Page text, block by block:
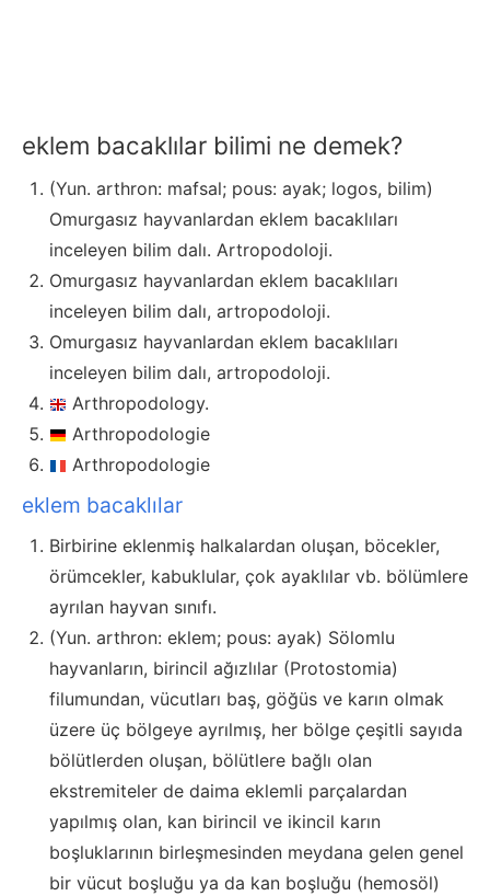
eklem bacaklılar bilimi ne demek?
(Yun. arthron: mafsal; pous: ayak; logos, bilim)
Omurgasız hayvanlardan eklem bacaklıları
inceleyen bilim dalı. Artropodoloji.
Omurgasız hayvanlardan eklem bacaklıları
inceleyen bilim dalı, artropodoloji.
Omurgasız hayvanlardan eklem bacaklıları
inceleyen bilim dalı, artropodoloji.
Arthropodology.
Arthropodologie
Arthropodologie
eklem bacaklılar
Birbirine eklenmiş halkalardan oluşan, böcekler,
örümcekler, kabuklular, çok ayaklılar vb. bölümlere
ayrılan hayvan sınıfı.
(Yun. arthron: eklem; pous: ayak) Sölomlu
hayvanların, birincil ağızlılar (Protostomia)
filumundan, vücutları baş, göğüs ve karın olmak
üzere üç bölgeye ayrılmış, her bölge çeşitli sayıda
bölütlerden oluşan, bölütlere bağlı olan
ekstremiteler de daima eklemli parçalardan
yapılmış olan, kan birincil ve ikincil karın
boşluklarının birleşmesinden meydana gelen genel
bir vücut boşluğu ya da kan boşluğu (hemosöl)